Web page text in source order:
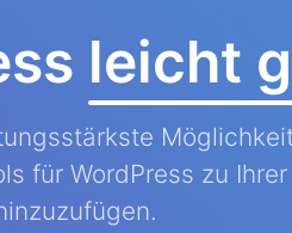
leicht
für WordPress zu Ihrer